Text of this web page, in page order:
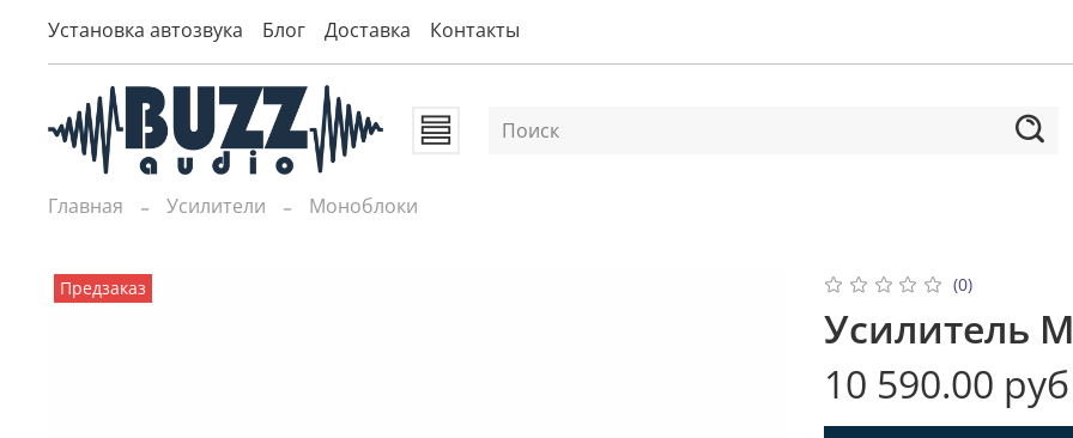
Установка автозвука Блог Доставка Контакты
Главная Усилители Моноблоки
Предзаказ (0)
Усилитель
10 590.00 руб